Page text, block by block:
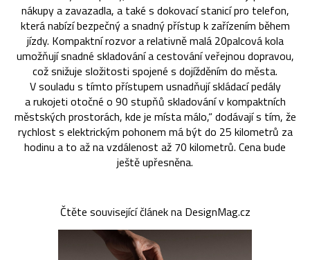
nákupy a zavazadla, a také s dokovací stanicí pro telefon,
která nabízí bezpečný a snadný přístup k zařízením během
jízdy. Kompaktní rozvor a relativně malá 20palcová kola
umožňují snadné skladování a cestování veřejnou dopravou,
což snižuje složitosti spojené s dojížděním do města.
V souladu s tímto přístupem usnadňují skládací pedály
a rukojeti otočné o 90 stupňů skladování v kompaktních
městských prostorách, kde je místa málo,“ dodávají s tím, že
rychlost s elektrickým pohonem má být do 25 kilometrů za
hodinu a to až na vzdálenost až 70 kilometrů. Cena bude
ještě upřesněna.
Čtěte související článek na DesignMag.cz